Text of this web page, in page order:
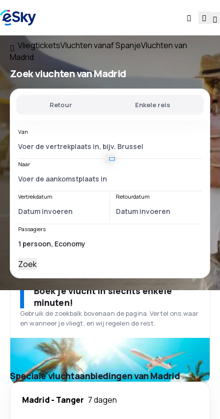
VliegticketsVluchten vanaf SpanjeVluchten van
Madrid
Zoek vluchtenvan Madrid
Retour Enkele reis
Van
Naar
Vertrekdatum Retourdatum
Passagiers
Zoek
Boek je vlucht in slechts enkele
minuten!
Gebruik de zoekbalk bovenaan de pagina. Vertel ons waar
en wanneer je vliegt, en wij regelen de rest.
Speciale vluchtaanbiedingen van Madrid
Madrid- Tanger 7 dagen